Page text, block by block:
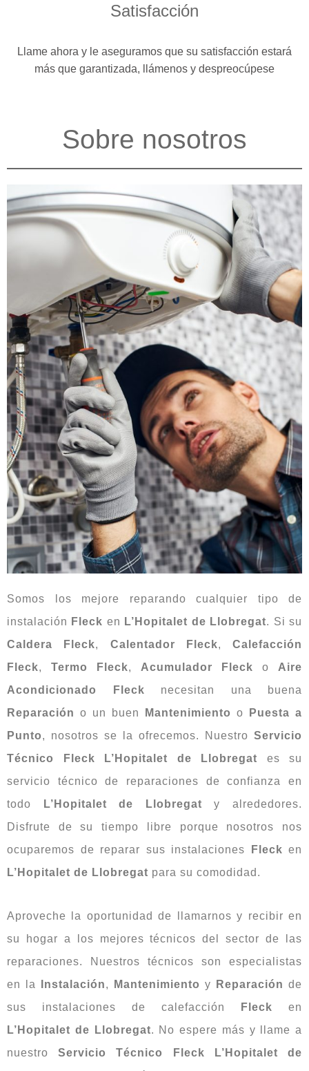
Satisfacción
Llame ahora y le aseguramos que su satisfacción estará
más que garantizada, llámenos y despreocúpese
Sobre nosotros
Somos los mejore reparando cualquier tipo de
instalación Fleck en L’Hopitalet de Llobregat. Si su
Caldera Fleck, Calentador Fleck, Calefacción
Fleck, Termo Fleck, Acumulador Fleck o Aire
Acondicionado Fleck necesitan una buena
Reparación o un buen Mantenimiento o
Puesta a
Punto, nosotros se la ofrecemos. Nuestro Servicio
Técnico Fleck L’Hopitalet de Llobregat es su
servicio técnico de reparaciones de confianza en
todo
L’Hopitalet de Llobregat y alrededores.
Disfrute de su tiempo libre porque nosotros nos
ocuparemos de reparar sus instalaciones
Fleck en
L’Hopitalet de Llobregat para su comodidad.
Aproveche la oportunidad de llamarnos y recibir en
su hogar a los mejores técnicos del sector de las
reparaciones. Nuestros técnicos son especialistas
en la
Instalación, Mantenimiento y Reparación de
sus instalaciones de calefacción
Fleck en
L’Hopitalet de Llobregat. No espere más y llame a
nuestroServicio Técnico Fleck L’Hopitalet de